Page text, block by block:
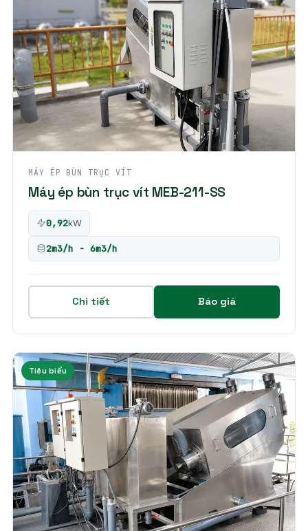
MÁY ÉP BÙN TRỤC VÍT
Máy ép bùn trục vít MEB-211-SS
0,92kW
2m3/h - 6m3/h
Chi tiết Báo giá
Tiêu biểu